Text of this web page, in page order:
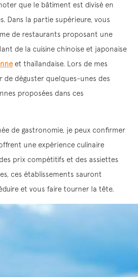
que le bâtiment est divisé en
Dans la partie supérieure, vous
de restaurants proposant une
de la cuisine chinoise et japonaise
et thaïlandaise. Lors de mes
de déguster quelques-unes des
proposées dans ces
de gastronomie, je peux confirmer
une expérience culinaire
prix compétitifs et des assiettes
ces établissements sauront
et vous faire tourner la tête.